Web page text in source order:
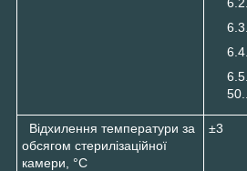
Відхилення температури за
обсягом стерилізаційної
камери, °С
±3